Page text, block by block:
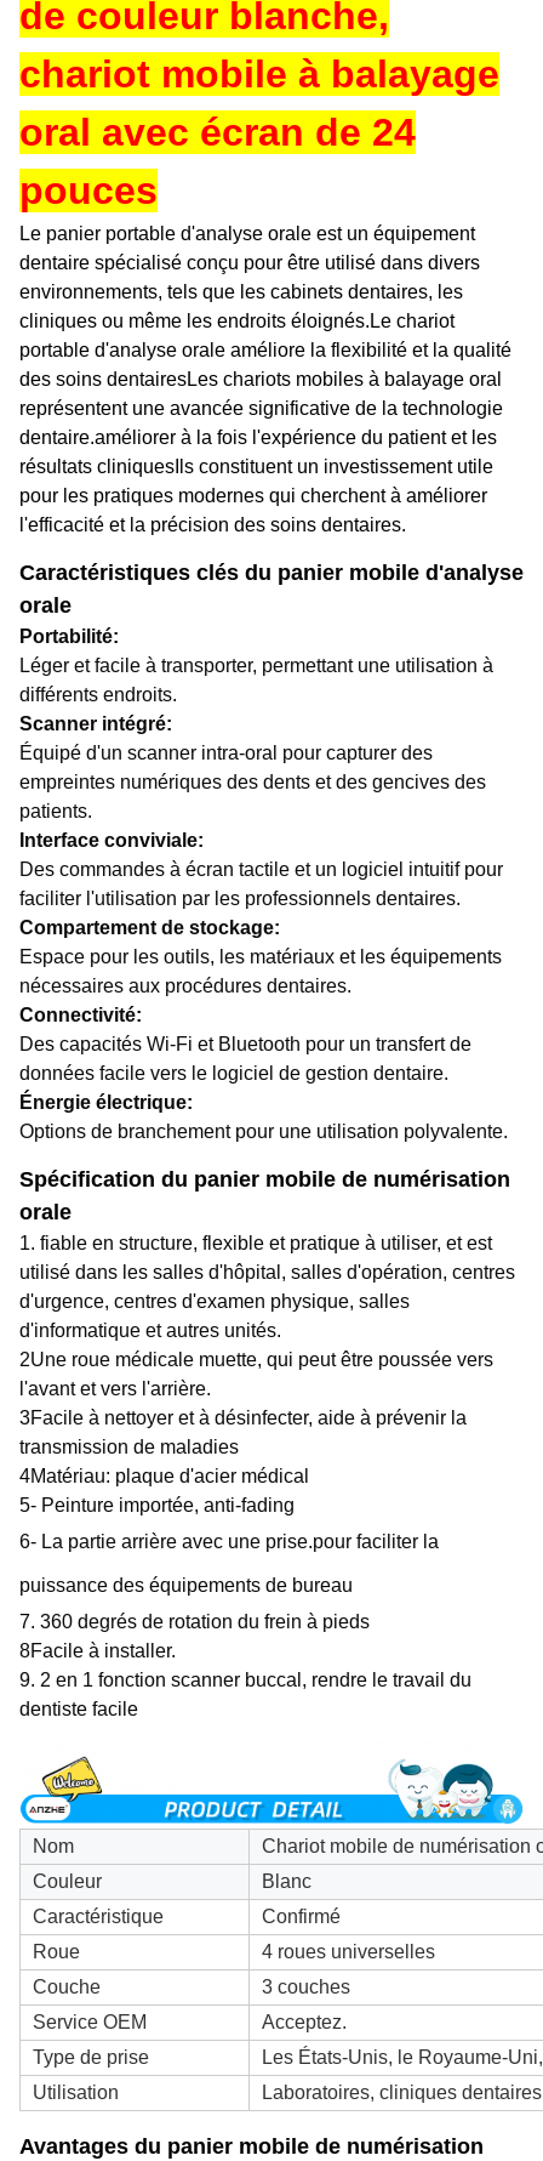
de couleur blanche,
chariot mobile à balayage
oral avec écran de 24
pouces
Le panier portable d'analyse orale est un équipement
dentaire spécialisé conçu pour être utilisé dans divers
environnements, tels que les cabinets dentaires, les
cliniques ou même les endroits éloignés.Le chariot
portable d'analyse orale améliore la flexibilité et la qualité
des soins dentairesLes chariots mobiles à balayage oral
représentent une avancée significative de la technologie
dentaire.améliorer à la fois l'expérience du patient et les
résultats cliniquesIls constituent un investissement utile
pour les pratiques modernes qui cherchent à améliorer
l'efficacité et la précision des soins dentaires.
Caractéristiques clés du panier mobile d'analyse
orale
Portabilité:
Léger et facile à transporter, permettant une utilisation à
différents endroits.
Scanner intégré:
Équipé d'un scanner intra-oral pour capturer des
empreintes numériques des dents et des gencives des
patients.
Interface conviviale:
Des commandes à écran tactile et un logiciel intuitif pour
faciliter l'utilisation par les professionnels dentaires.
Compartement de stockage:
Espace pour les outils, les matériaux et les équipements
nécessaires aux procédures dentaires.
Connectivité:
Des capacités Wi-Fi et Bluetooth pour un transfert de
données facile vers le logiciel de gestion dentaire.
Énergie électrique:
Options de branchement pour une utilisation polyvalente.
Spécification du panier mobile de numérisation
orale
1. fiable en structure, flexible et pratique à utiliser, et est
utilisé dans les salles d'hôpital, salles d'opération, centres
d'urgence, centres d'examen physique, salles
d'informatique et autres unités.
2Une roue médicale muette, qui peut être poussée vers
l'avant et vers l'arrière.
3Facile à nettoyer et à désinfecter, aide à prévenir la
transmission de maladies
4Matériau: plaque d'acier médical
5- Peinture importée, anti-fading
6- La partie arrière avec une prise.pour faciliter la
puissance des équipements de bureau
7. 360 degrés de rotation du frein à pieds
8Facile à installer.
9. 2 en 1 fonction scanner buccal, rendre le travail du
dentiste facile
Nom
Chariot mobile de numérisation
Couleur
Blanc
Caractéristique
Confirmé
Roue
4 roues universelles
Couche
3 couches
Service OEM
Acceptez.
Type de prise
Les États-Unis, le Royaume-
Utilisation
Laboratoires, cliniques
Avantages du panier mobile de numérisation